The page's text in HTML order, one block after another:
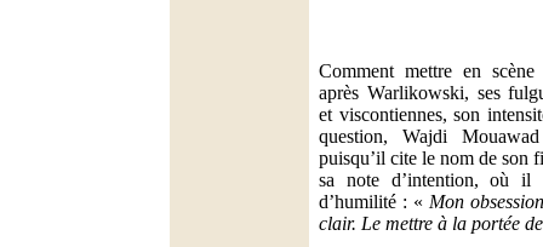
Comment mettre en
après Warlikowski, ses
et viscontiennes, son
question, Wajdi
puisqu’il cite le nom de son
sa note d’intention, où
d’humilité : « Mon
clair. Le mettre à la portée